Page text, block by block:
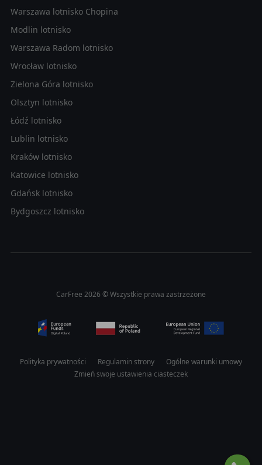
Warszawa lotnisko Chopina
Modlin lotnisko
Warszawa Radom lotnisko
Wrocław lotnisko
Zielona Góra lotnisko
Olsztyn lotnisko
Łódź lotnisko
Lublin lotnisko
Kraków lotnisko
Katowice lotnisko
Gdańsk lotnisko
Bydgoszcz lotnisko
CarFree 2026 © Wszystkie prawa zastrzeżone
Polityka prywatności Regulamin strony
Ogólne warunki umowy
Zmień swoje ustawienia ciasteczek